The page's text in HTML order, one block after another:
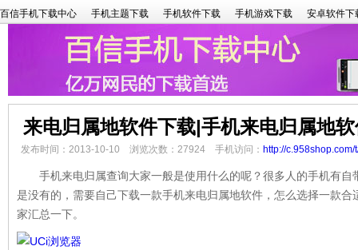
百信手机下载中心 手机主题下载 手机软件下载 手机游戏下载 安卓软件下
来电归属地软件下载|手机来电归属地
发布时间：2013-10-10 浏览次数：27924 手机访问： http://c.958shop.com/
手机来电归属查询大家一般是使用什么的呢？很多人的手机有自
是没有的，需要自己下载一款手机来电归属地软件，怎么选择一款
家汇总一下。